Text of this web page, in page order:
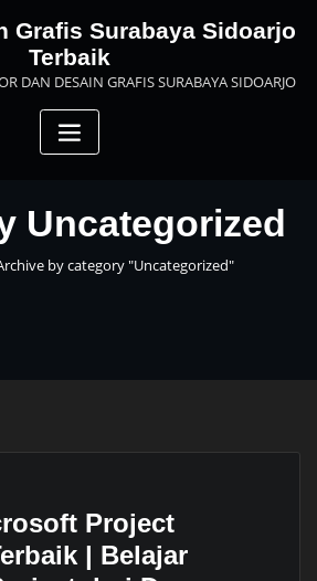
Grafis Surabaya Sidoarjo
Terbaik
DAN DESAIN GRAFIS SURABAYA SIDOARJO
Uncategorized
by category "Uncategorized"
Project
| Belajar